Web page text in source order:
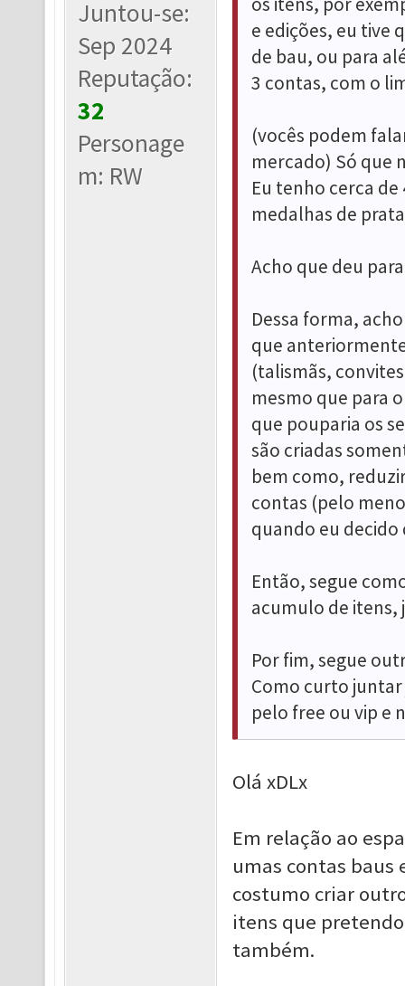
Juntou-se:
Sep 2024
Reputação:
32
Personage
m: RW
e edições, eu tive
de bau, ou para
3 contas, com o
(vocês podem
mercado) Só que
Eu tenho cerca
medalhas de
Acho que deu
Dessa forma,
que
(talismãs,
mesmo que para
que pouparia os
são criadas
bem como,
contas (pelo
quando eu decido
Então, segue
acumulo de itens,
Por fim, segue
Como curto juntar
pelo free ou vip e
Olá xDLx
Em relação ao
umas contas baus
costumo criar
itens que
também.